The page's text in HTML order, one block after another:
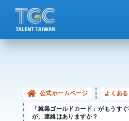
公式ホームページ
よくあ
「就業ゴールドカード」がもうす
が、連絡はありますか？